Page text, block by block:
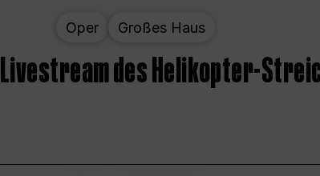
Oper Großes Haus
Livestream des Helikopter-